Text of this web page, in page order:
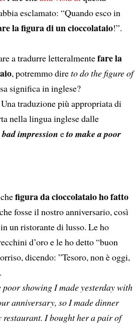
esclamato: “Quando esco in
la figura di un cioccolataio!”.
a tradurre letteralmentefare la
, potremmo direto do the figure of
significa in inglese?
traduzione più appropriata di
nella lingua inglese dalle
impression eto make a poor
figura da cioccolataio ho fatto
fosse il nostro anniversario, così
un ristorante di lusso. Le ho
d’oro e le ho detto “buon
dicendo: ”Tesoro, non è oggi,
poor showing I made yesterday with
anniversary, so I made dinner
restaurant. I bought her a pair of